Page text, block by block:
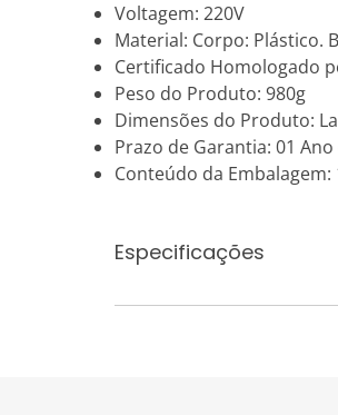
Voltagem: 220V
Material: Corpo: Plástico.
Certificado Homologado
Peso do Produto: 980g
Dimensões do Produto:
Prazo de Garantia: 01
Conteúdo da Embalagem:
Especificações